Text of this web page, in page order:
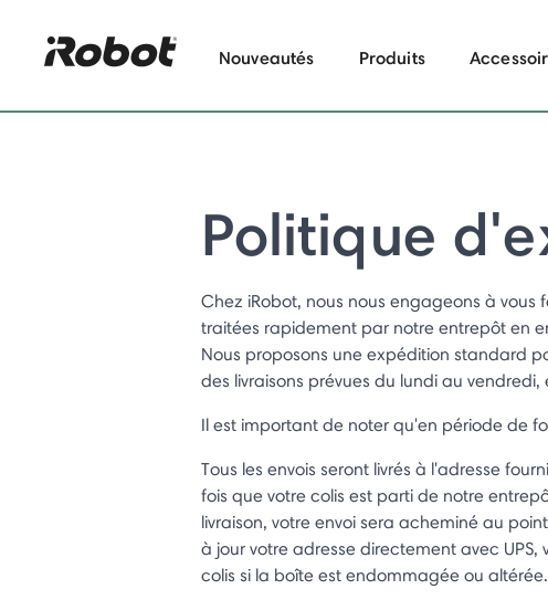
Nouveautés Produits
Politique
Chez iRobot, nous nous engageons à
traitées rapidement par notre entrepôt en
Nous proposons une expédition standard
des livraisons prévues du lundi au vendredi,
Il est important de noter qu'en période de
Tous les envois seront livrés à l'adresse
fois que votre colis est parti de notre
livraison, votre envoi sera acheminé au
à jour votre adresse directement avec
colis si la boîte est endommagée ou altérée.